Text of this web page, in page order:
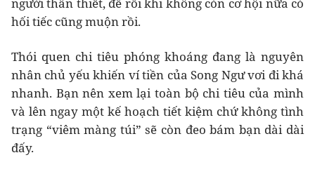
hối tiếc cũng muộn rồi.
Thói quen chi tiêu phóng khoáng đang là nguyên
nhân chủ yếu khiến ví tiền của Song Ngư vơi đi khá
nhanh. Bạn nên xem lại toàn bộ chi tiêu của mình
và lên ngay một kế hoạch tiết kiệm chứ không tình
trạng “viêm màng túi” sẽ còn đeo bám bạn dài dài
đấy.